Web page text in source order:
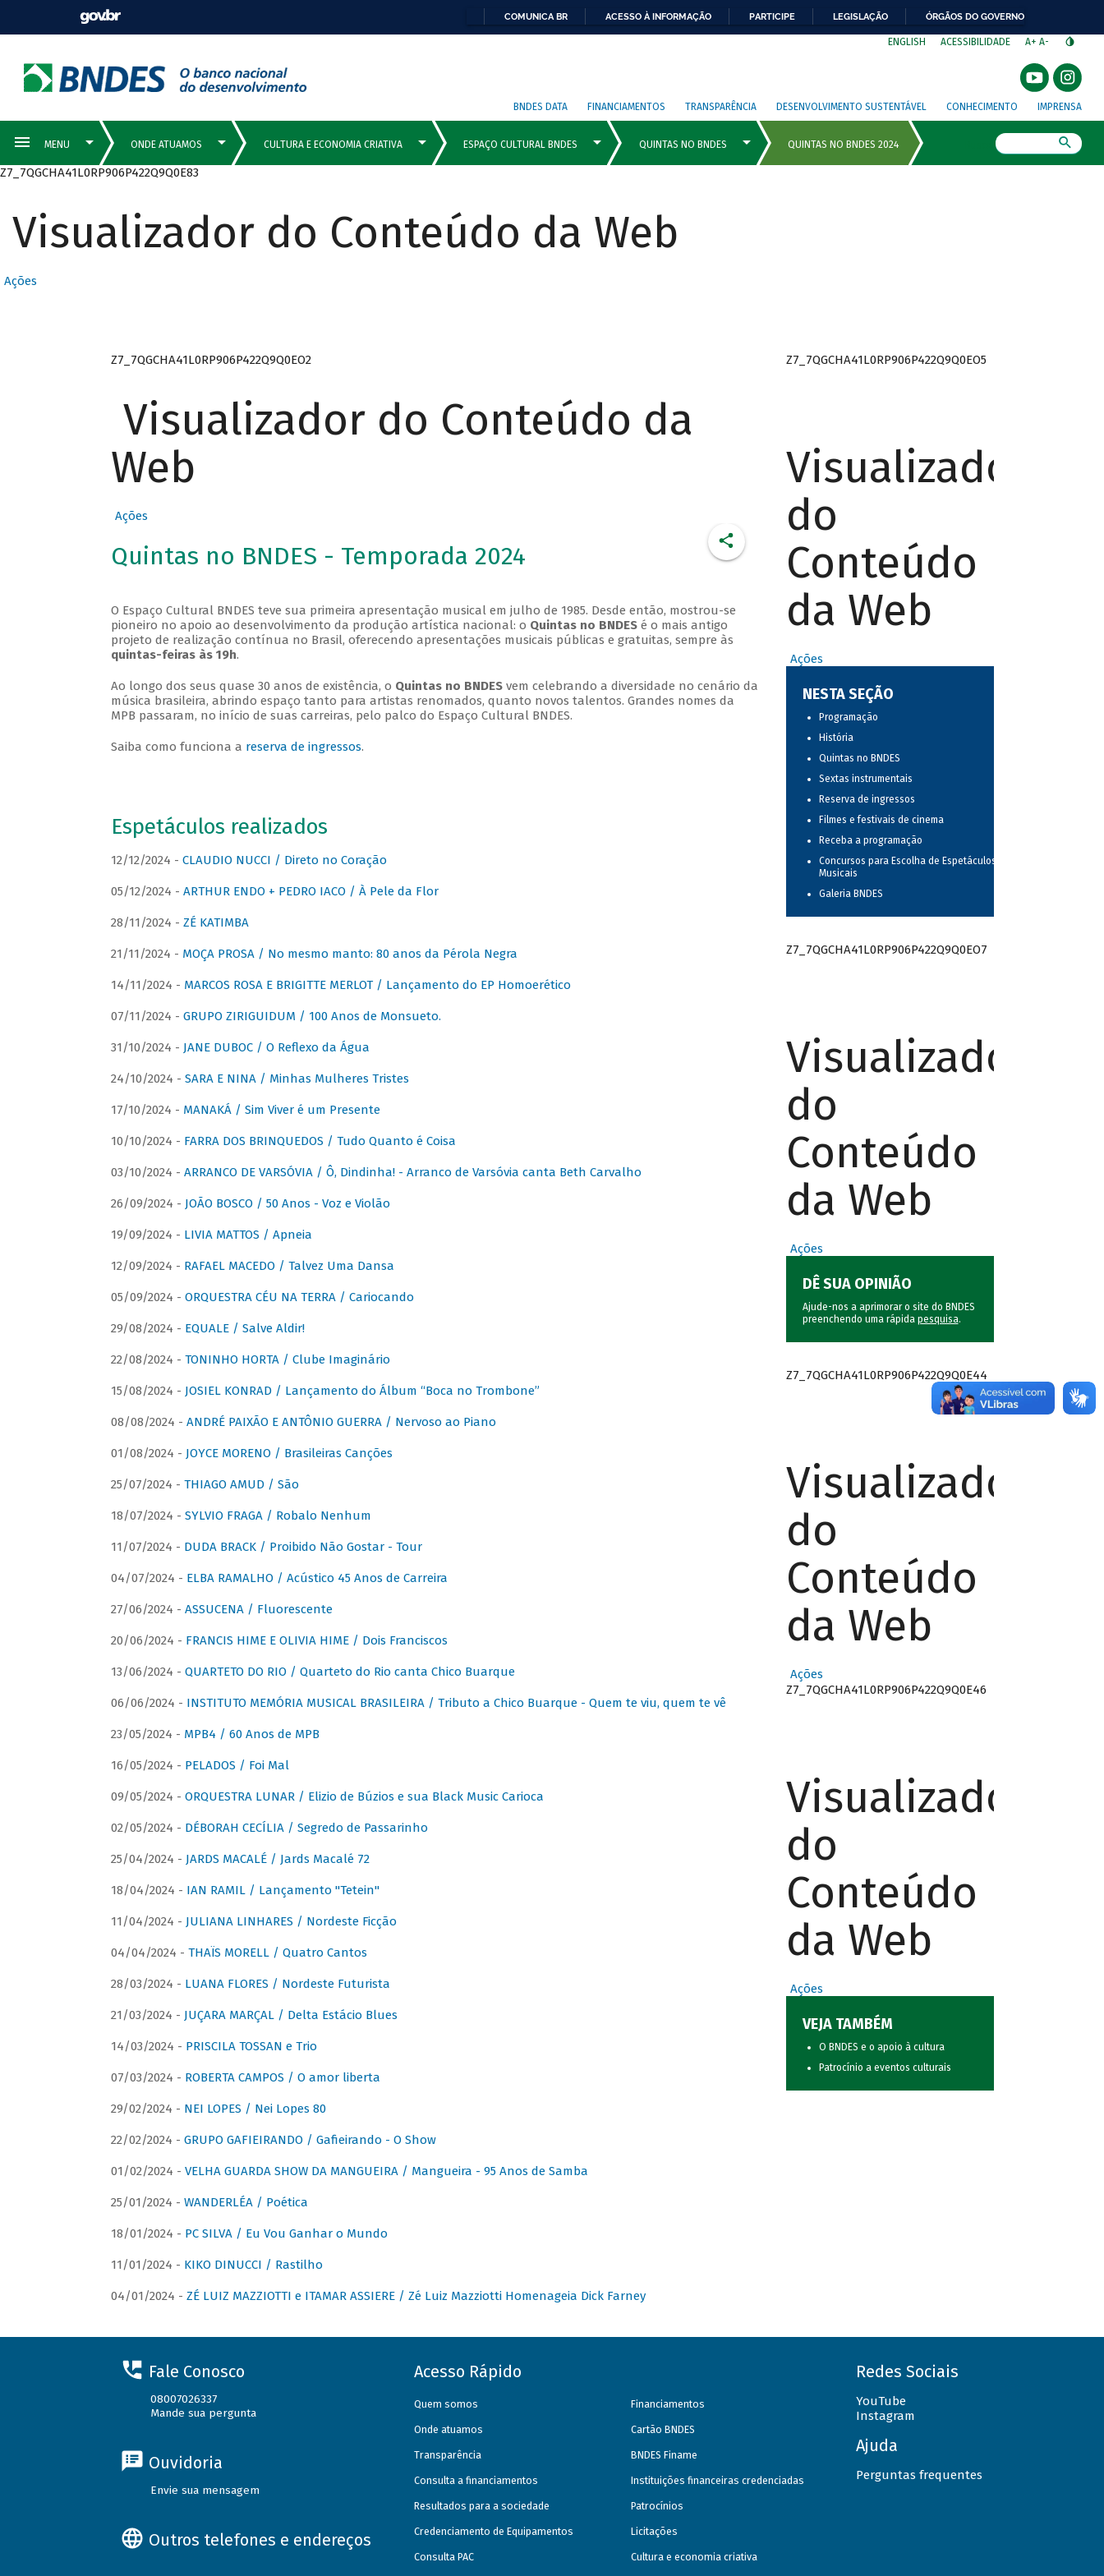
COMUNICA BR ACESSO À INFORMAÇÃO PARTICIPE LEGISLAÇÃO ÓRGÃOS DO GOVERNO
ENGLISH ACESSIBILIDADE A+ A-
BNDES DATA FINANCIAMENTOS TRANSPARÊNCIA DESENVOLVIMENTO SUSTENTÁVEL CONHECIMENTO IMPRENSA
Z7_7QGCHA41L0RP906P422Q9Q0E83
Visualizador do Conteúdo da Web
Ações
Z7_7QGCHA41L0RP906P422Q9Q0EO2
Visualizador do Conteúdo da
Web
Ações
Quintas no BNDES - Temporada 2024
O Espaço Cultural BNDES teve sua primeira apresentação musical em julho de 1985. Desde então, mostrou-se
pioneiro no apoio ao desenvolvimento da produção artística nacional: o Quintas no BNDESé o mais antigo
projeto de realização contínua no Brasil, oferecendo apresentações musicais públicas e gratuitas, sempre às
quintas-feiras às 19h.
Ao longo dos seus quase 30 anos de existência, o Quintas no BNDESvem celebrando a diversidade no cenário da
música brasileira, abrindo espaço tanto para artistas renomados, quanto novos talentos. Grandes nomes da
MPB passaram, no início de suas carreiras, pelo palco do Espaço Cultural BNDES.
Saiba como funciona a reserva de ingressos.
Espetáculos realizados
12/12/2024 - CLAUDIO NUCCI / Direto no Coração
05/12/2024 - ARTHUR ENDO + PEDRO IACO / À Pele da Flor
28/11/2024 - ZÉ KATIMBA
21/11/2024 - MOÇA PROSA / No mesmo manto: 80 anos da Pérola Negra
14/11/2024 - MARCOS ROSA E BRIGITTE MERLOT / Lançamento do EP Homoerético
07/11/2024 - GRUPO ZIRIGUIDUM / 100 Anos de Monsueto.
31/10/2024 - JANE DUBOC / O Reflexo da Água
24/10/2024 - SARA E NINA / Minhas Mulheres Tristes
17/10/2024 - MANAKÁ / Sim Viver é um Presente
10/10/2024 - FARRA DOS BRINQUEDOS / Tudo Quanto é Coisa
03/10/2024 - ARRANCO DE VARSÓVIA / Ô, Dindinha! - Arranco de Varsóvia canta Beth Carvalho
26/09/2024 - JOÃO BOSCO / 50 Anos - Voz e Violão
19/09/2024 - LIVIA MATTOS / Apneia
12/09/2024 - RAFAEL MACEDO / Talvez Uma Dansa
05/09/2024 - ORQUESTRA CÉU NA TERRA / Cariocando
29/08/2024 - EQUALE / Salve Aldir!
22/08/2024 - TONINHO HORTA / Clube Imaginário
15/08/2024 - JOSIEL KONRAD / Lançamento do Álbum “Boca no Trombone”
08/08/2024 - ANDRÉ PAIXÃO E ANTÔNIO GUERRA / Nervoso ao Piano
01/08/2024 - JOYCE MORENO / Brasileiras Canções
25/07/2024 - THIAGO AMUD / São
18/07/2024 - SYLVIO FRAGA / Robalo Nenhum
11/07/2024 - DUDA BRACK / Proibido Não Gostar - Tour
04/07/2024 - ELBA RAMALHO / Acústico 45 Anos de Carreira
27/06/2024 - ASSUCENA / Fluorescente
20/06/2024 - FRANCIS HIME E OLIVIA HIME / Dois Franciscos
13/06/2024 - QUARTETO DO RIO / Quarteto do Rio canta Chico Buarque
06/06/2024 - INSTITUTO MEMÓRIA MUSICAL BRASILEIRA / Tributo a Chico Buarque - Quem te viu, quem te vê
23/05/2024 - MPB4 / 60 Anos de MPB
16/05/2024 - PELADOS / Foi Mal
09/05/2024 - ORQUESTRA LUNAR / Elizio de Búzios e sua Black Music Carioca
02/05/2024 - DÉBORAH CECÍLIA / Segredo de Passarinho
25/04/2024 - JARDS MACALÉ / Jards Macalé 72
18/04/2024 - IAN RAMIL / Lançamento "Tetein"
11/04/2024 - JULIANA LINHARES / Nordeste Ficção
04/04/2024 - THAÏS MORELL / Quatro Cantos
28/03/2024 - LUANA FLORES / Nordeste Futurista
21/03/2024 - JUÇARA MARÇAL / Delta Estácio Blues
14/03/2024 - PRISCILA TOSSAN e Trio
07/03/2024 - ROBERTA CAMPOS / O amor liberta
29/02/2024 - NEI LOPES / Nei Lopes 80
22/02/2024 - GRUPO GAFIEIRANDO / Gafieirando - O Show
01/02/2024 - VELHA GUARDA SHOW DA MANGUEIRA / Mangueira - 95 Anos de Samba
25/01/2024 - WANDERLÉA / Poética
18/01/2024 - PC SILVA / Eu Vou Ganhar o Mundo
11/01/2024 - KIKO DINUCCI / Rastilho
04/01/2024 - ZÉ LUIZ MAZZIOTTI e ITAMAR ASSIERE / Zé Luiz Mazziotti Homenageia Dick Farney
Z7_7QGCHA41L0RP906P422Q9Q0EO5
Visualizador
do
Conteúdo
da Web
Ações
NESTA SEÇÃO
Programação
História
Quintas no BNDES
Sextas instrumentais
Reserva de ingressos
Filmes e festivais de cinema
Receba a programação
Concursos para Escolha de Espetáculos
Musicais
Galeria BNDES
Z7_7QGCHA41L0RP906P422Q9Q0EO7
Visualizador
do
Conteúdo
da Web
Ações
DÊ SUA OPINIÃO
Ajude-nos a aprimorar o site do BNDES
preenchendo uma rápida pesquisa.
Z7_7QGCHA41L0RP906P422Q9Q0E44
Visualizador
do
Conteúdo
da Web
Ações
Z7_7QGCHA41L0RP906P422Q9Q0E46
Visualizador
do
Conteúdo
da Web
Ações
VEJA TAMBÉM
O BNDES e o apoio à cultura
Patrocínio a eventos culturais
Fale Conosco
08007026337
Mande sua pergunta
Ouvidoria
Envie sua mensagem
Outros telefones e endereços
Acesso Rápido
Quem somos
Onde atuamos
Transparência
Consulta a financiamentos
Resultados para a sociedade
Credenciamento de Equipamentos
Consulta PAC
Financiamentos
Cartão BNDES
BNDES Finame
Instituições financeiras credenciadas
Patrocínios
Licitações
Cultura e economia criativa
Redes Sociais
YouTube
Instagram
Ajuda
Perguntas frequentes